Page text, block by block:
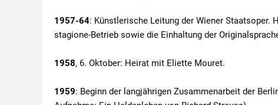
1957-64: Künstlerische Leitung der Wiener Staatsoper.
stagione-Betrieb sowie die Einhaltung der
1958, 6. Oktober: Heirat mit Eliette Mouret.
1959: Beginn der langjährigen Zusammenarbeit der